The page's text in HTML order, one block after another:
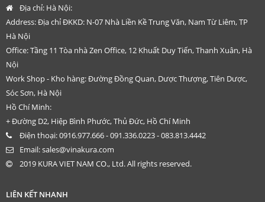
Địa chỉ: Hà Nội:
Address: Địa chỉ ĐKKD: N-07 Nhà Liền Kề Trung Văn, Nam Từ Liêm, TP
Hà Nội
Office: Tầng 11 Tòa nhà Zen Office, 12 Khuất Duy Tiến, Thanh Xuân, Hà
Nội
Work Shop - Kho hàng: Đường Đồng Quan, Dược Thượng, Tiên Dược,
Sóc Sơn, Hà Nội
Hồ Chí Minh:
+ Đường D2, Hiệp Bình Phước, Thủ Đức, Hồ Chí Minh
Điện thoại:0916.977.666 - 091.336.0223 - 083.813.4442
Email:sales@vinakura.com
2019 KURA VIET NAM CO., Ltd. All rights reserved.
LIÊN KẾT NHANH